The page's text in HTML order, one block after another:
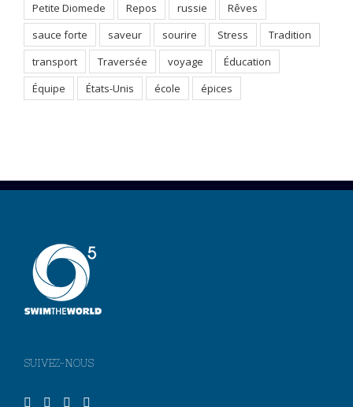
Petite Diomede
Repos russie
Rêves
sauce forte
saveur sourire Stress
Tradition
transport
Traversée voyage
Éducation
Équipe
États-Unis école épices
SUIVEZ-NOUS